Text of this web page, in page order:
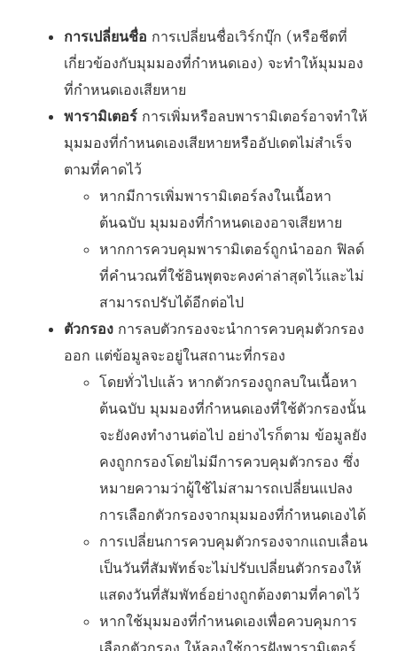
ห
ม่
การเปลี่ยนชื่อ การเปลี่ยนชื่อเวิร์กบุ๊ก (หรือชีตที่
เกี่ยวข้องกับมุมมองที่กำหนดเอง) จะทำให้มุมมอง
ที่กำหนดเองเสียหาย
พารามิเตอร์ การเพิ่มหรือลบพารามิเตอร์อาจทำให้
มุมมองที่กำหนดเองเสียหายหรืออัปเดตไม่สำเร็จ
ตามที่คาดไว้
หากมีการเพิ่มพารามิเตอร์ลงในเนื้อหา
ต้นฉบับ มุมมองที่กำหนดเองอาจเสียหาย
หากการควบคุมพารามิเตอร์ถูกนำออก ฟิลด์
ที่คำนวณที่ใช้อินพุตจะคงค่าล่าสุดไว้และไม่
สามารถปรับได้อีกต่อไป
ตัวกรอง การลบตัวกรองจะนำการควบคุมตัวกรอง
ออก แต่ข้อมูลจะอยู่ในสถานะที่กรอง
โดยทั่วไปแล้ว หากตัวกรองถูกลบในเนื้อหา
ต้นฉบับ มุมมองที่กำหนดเองที่ใช้ตัวกรองนั้น
จะยังคงทำงานต่อไป อย่างไรก็ตาม ข้อมูลยัง
คงถูกกรองโดยไม่มีการควบคุมตัวกรอง ซึ่ง
หมายความว่าผู้ใช้ไม่สามารถเปลี่ยนแปลง
การเลือกตัวกรองจากมุมมองที่กำหนดเองได้
การเปลี่ยนการควบคุมตัวกรองจากแถบเลื่อน
เป็นวันที่สัมพัทธ์จะไม่ปรับเปลี่ยนตัวกรองให้
แสดงวันที่สัมพัทธ์อย่างถูกต้องตามที่คาดไว้
หากใช้มุมมองที่กำหนดเองเพื่อควบคุมการ